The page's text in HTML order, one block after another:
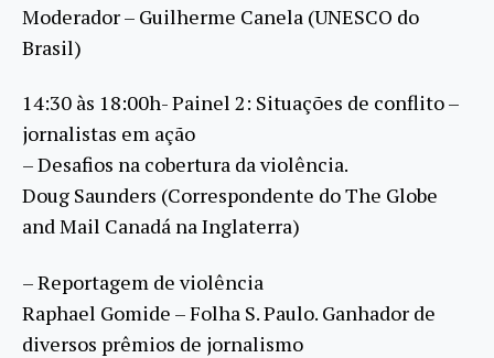
Moderador – Guilherme Canela (UNESCO do
Brasil)
14:30 às 18:00h- Painel 2: Situações de conflito –
jornalistas em ação
– Desafios na cobertura da violência.
Doug Saunders (Correspondente do The Globe
and Mail Canadá na Inglaterra)
– Reportagem de violência
Raphael Gomide – Folha S. Paulo. Ganhador de
diversos prêmios de jornalismo